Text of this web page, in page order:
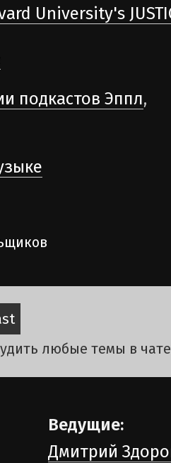
University's
подкастов Эппл,
любые темы в
Ведущие:
Дмитрий